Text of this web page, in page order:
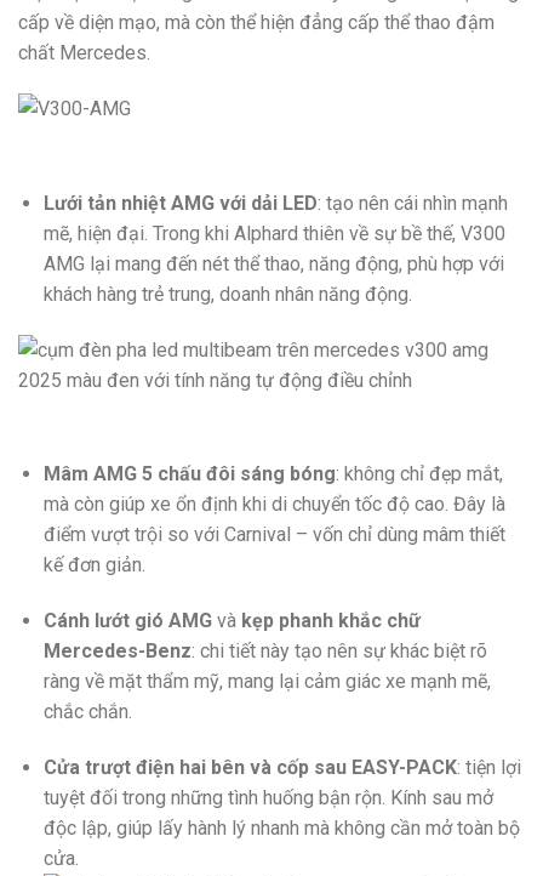
cấp về diện mạo, mà còn thể hiện đẳng cấp thể thao đậm
chất Mercedes.
Lưới tản nhiệt AMG với dải LED: tạo nên cái nhìn mạnh
mẽ, hiện đại. Trong khi Alphard thiên về sự bề thế, V300
AMG lại mang đến nét thể thao, năng động, phù hợp với
khách hàng trẻ trung, doanh nhân năng động.
Mâm AMG 5 chấu đôi sáng bóng: không chỉ đẹp mắt,
mà còn giúp xe ổn định khi di chuyển tốc độ cao. Đây là
điểm vượt trội so với Carnival – vốn chỉ dùng mâm thiết
kế đơn giản.
Cánh lướt gió AMGvà kẹp phanh khắc chữ
Mercedes-Benz: chi tiết này tạo nên sự khác biệt rõ
ràng về mặt thẩm mỹ, mang lại cảm giác xe mạnh mẽ,
chắc chắn.
Cửa trượt điện hai bên và cốp sau EASY-PACK: tiện lợi
tuyệt đối trong những tình huống bận rộn. Kính sau mở
độc lập, giúp lấy hành lý nhanh mà không cần mở toàn bộ
cửa.